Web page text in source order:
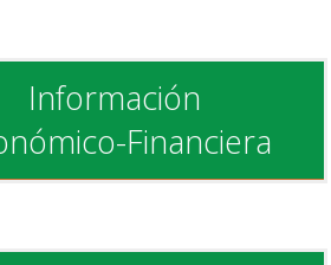
Información
Financiera